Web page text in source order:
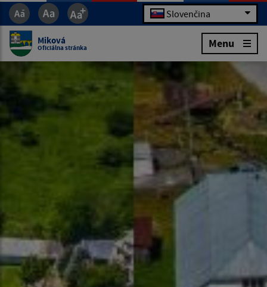
Slovenčina
Miková
Oficiálna stránka Menu